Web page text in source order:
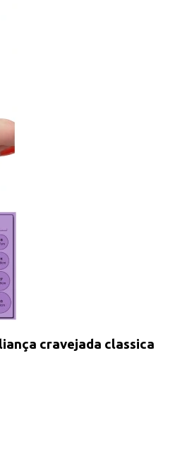
cravejada classica